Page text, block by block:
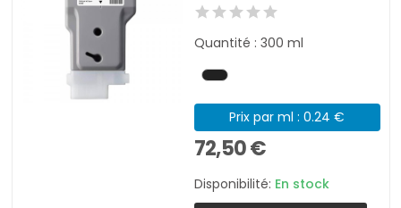
Quantité : 300 ml
Prix par ml : 0.24 €
72,50 €
Disponibilité: En stock